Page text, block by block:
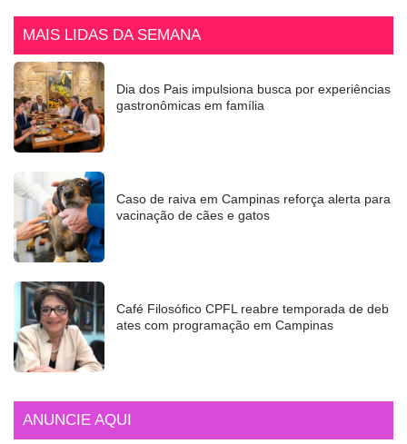
MAIS LIDAS DA SEMANA
Dia dos Pais impulsiona busca por experiências
gastronômicas em família
Caso de raiva em Campinas reforça alerta para
vacinação de cães e gatos
Café Filosófico CPFL reabre temporada de deb
ates com programação em Campinas
ANUNCIE AQUI